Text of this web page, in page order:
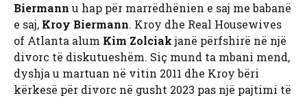
Biermann u hap për marrëdhënien e saj me babanë
e saj, Kroy Biermann. Kroy dhe Real Housewives
of Atlanta alum Kim Zolciakjanë përfshirë në një
divorc të diskutueshëm. Siç mund ta mbani mend,
dyshja u martuan në vitin 2011 dhe Kroy bëri
kërkesë për divorc në gusht 2023 pas një pajtimi të